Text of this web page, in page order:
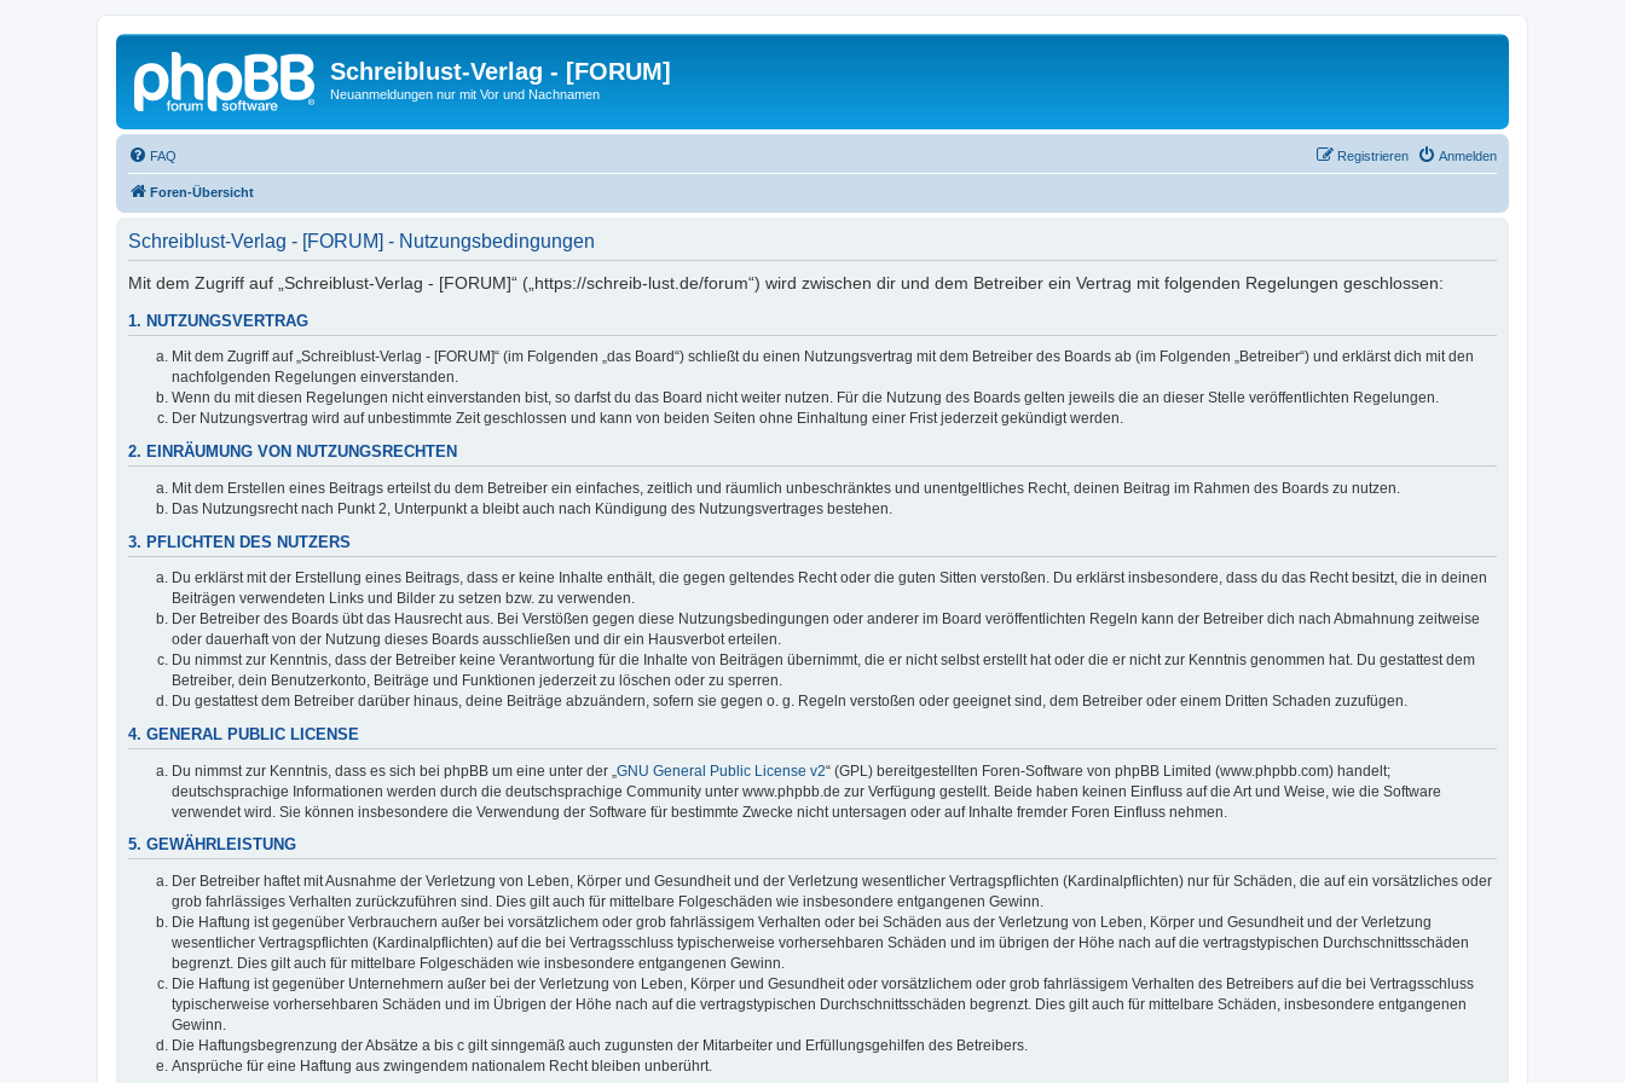
Schreiblust-Verlag - [FORUM]
Neuanmeldungen nur mit Vor und Nachnamen
FAQ Anmelden
Registrieren
Foren-Übersicht
Schreiblust-Verlag - [FORUM] - Nutzungsbedingungen
Mit dem Zugriff auf „Schreiblust-Verlag - [FORUM]“ („https://schreib-lust.de/forum“) wird zwischen dir und dem Betreiber ein Vertrag mit folgenden Regelungen geschlossen:
1. NUTZUNGSVERTRAG
Mit dem Zugriff auf „Schreiblust-Verlag - [FORUM]“ (im Folgenden „das Board“) schließt du einen Nutzungsvertrag mit dem Betreiber des Boards ab (im Folgenden „Betreiber“) und erklärst dich mit den
nachfolgenden Regelungen einverstanden.
Wenn du mit diesen Regelungen nicht einverstanden bist, so darfst du das Board nicht weiter nutzen. Für die Nutzung des Boards gelten jeweils die an dieser Stelle veröffentlichten Regelungen.
Der Nutzungsvertrag wird auf unbestimmte Zeit geschlossen und kann von beiden Seiten ohne Einhaltung einer Frist jederzeit gekündigt werden.
2. EINRÄUMUNG VON NUTZUNGSRECHTEN
Mit dem Erstellen eines Beitrags erteilst du dem Betreiber ein einfaches, zeitlich und räumlich unbeschränktes und unentgeltliches Recht, deinen Beitrag im Rahmen des Boards zu nutzen.
Das Nutzungsrecht nach Punkt 2, Unterpunkt a bleibt auch nach Kündigung des Nutzungsvertrages bestehen.
3. PFLICHTEN DES NUTZERS
Du erklärst mit der Erstellung eines Beitrags, dass er keine Inhalte enthält, die gegen geltendes Recht oder die guten Sitten verstoßen. Du erklärst insbesondere, dass du das Recht besitzt, die in deinen
Beiträgen verwendeten Links und Bilder zu setzen bzw. zu verwenden.
Der Betreiber des Boards übt das Hausrecht aus. Bei Verstößen gegen diese Nutzungsbedingungen oder anderer im Board veröffentlichten Regeln kann der Betreiber dich nach Abmahnung zeitweise
oder dauerhaft von der Nutzung dieses Boards ausschließen und dir ein Hausverbot erteilen.
Du nimmst zur Kenntnis, dass der Betreiber keine Verantwortung für die Inhalte von Beiträgen übernimmt, die er nicht selbst erstellt hat oder die er nicht zur Kenntnis genommen hat. Du gestattest dem
Betreiber, dein Benutzerkonto, Beiträge und Funktionen jederzeit zu löschen oder zu sperren.
Du gestattest dem Betreiber darüber hinaus, deine Beiträge abzuändern, sofern sie gegen o. g. Regeln verstoßen oder geeignet sind, dem Betreiber oder einem Dritten Schaden zuzufügen.
4. GENERAL PUBLIC LICENSE
Du nimmst zur Kenntnis, dass es sich bei phpBB um eine unter der „ GNU General Public License v2“ (GPL) bereitgestellten Foren-Software von phpBB Limited (www.phpbb.com) handelt;
deutschsprachige Informationen werden durch die deutschsprachige Community unter www.phpbb.de zur Verfügung gestellt. Beide haben keinen Einfluss auf die Art und Weise, wie die Software
verwendet wird. Sie können insbesondere die Verwendung der Software für bestimmte Zwecke nicht untersagen oder auf Inhalte fremder Foren Einfluss nehmen.
5. GEWÄHRLEISTUNG
Der Betreiber haftet mit Ausnahme der Verletzung von Leben, Körper und Gesundheit und der Verletzung wesentlicher Vertragspflichten (Kardinalpflichten) nur für Schäden, die auf ein vorsätzliches oder
grob fahrlässiges Verhalten zurückzuführen sind. Dies gilt auch für mittelbare Folgeschäden wie insbesondere entgangenen Gewinn.
Die Haftung ist gegenüber Verbrauchern außer bei vorsätzlichem oder grob fahrlässigem Verhalten oder bei Schäden aus der Verletzung von Leben, Körper und Gesundheit und der Verletzung
wesentlicher Vertragspflichten (Kardinalpflichten) auf die bei Vertragsschluss typischerweise vorhersehbaren Schäden und im übrigen der Höhe nach auf die vertragstypischen Durchschnittsschäden
begrenzt. Dies gilt auch für mittelbare Folgeschäden wie insbesondere entgangenen Gewinn.
Die Haftung ist gegenüber Unternehmern außer bei der Verletzung von Leben, Körper und Gesundheit oder vorsätzlichem oder grob fahrlässigem Verhalten des Betreibers auf die bei Vertragsschluss
typischerweise vorhersehbaren Schäden und im Übrigen der Höhe nach auf die vertragstypischen Durchschnittsschäden begrenzt. Dies gilt auch für mittelbare Schäden, insbesondere entgangenen
Gewinn.
Die Haftungsbegrenzung der Absätze a bis c gilt sinngemäß auch zugunsten der Mitarbeiter und Erfüllungsgehilfen des Betreibers.
Ansprüche für eine Haftung aus zwingendem nationalem Recht bleiben unberührt.